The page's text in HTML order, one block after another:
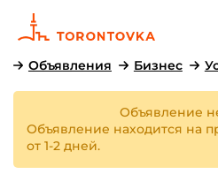
Объявления Бизнес
Объявление
Объявление находится на
от 1-2 дней.